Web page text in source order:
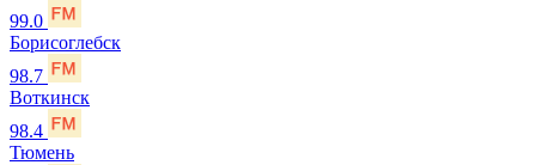
99.0
Борисоглебск
98.7
Воткинск
98.4
Тюмень